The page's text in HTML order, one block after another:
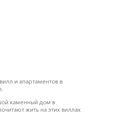
и апартаментов в
каменный дом в
жить на этих виллах